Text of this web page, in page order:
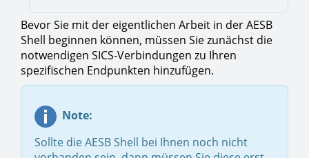
Bevor Sie mit der eigentlichen Arbeit in der AESB
Shell beginnen können, müssen Sie zunächst die
notwendigen SICS-Verbindungen zu Ihren
spezifischen Endpunkten hinzufügen.
Note:
Sollte die AESB Shell bei Ihnen noch nicht